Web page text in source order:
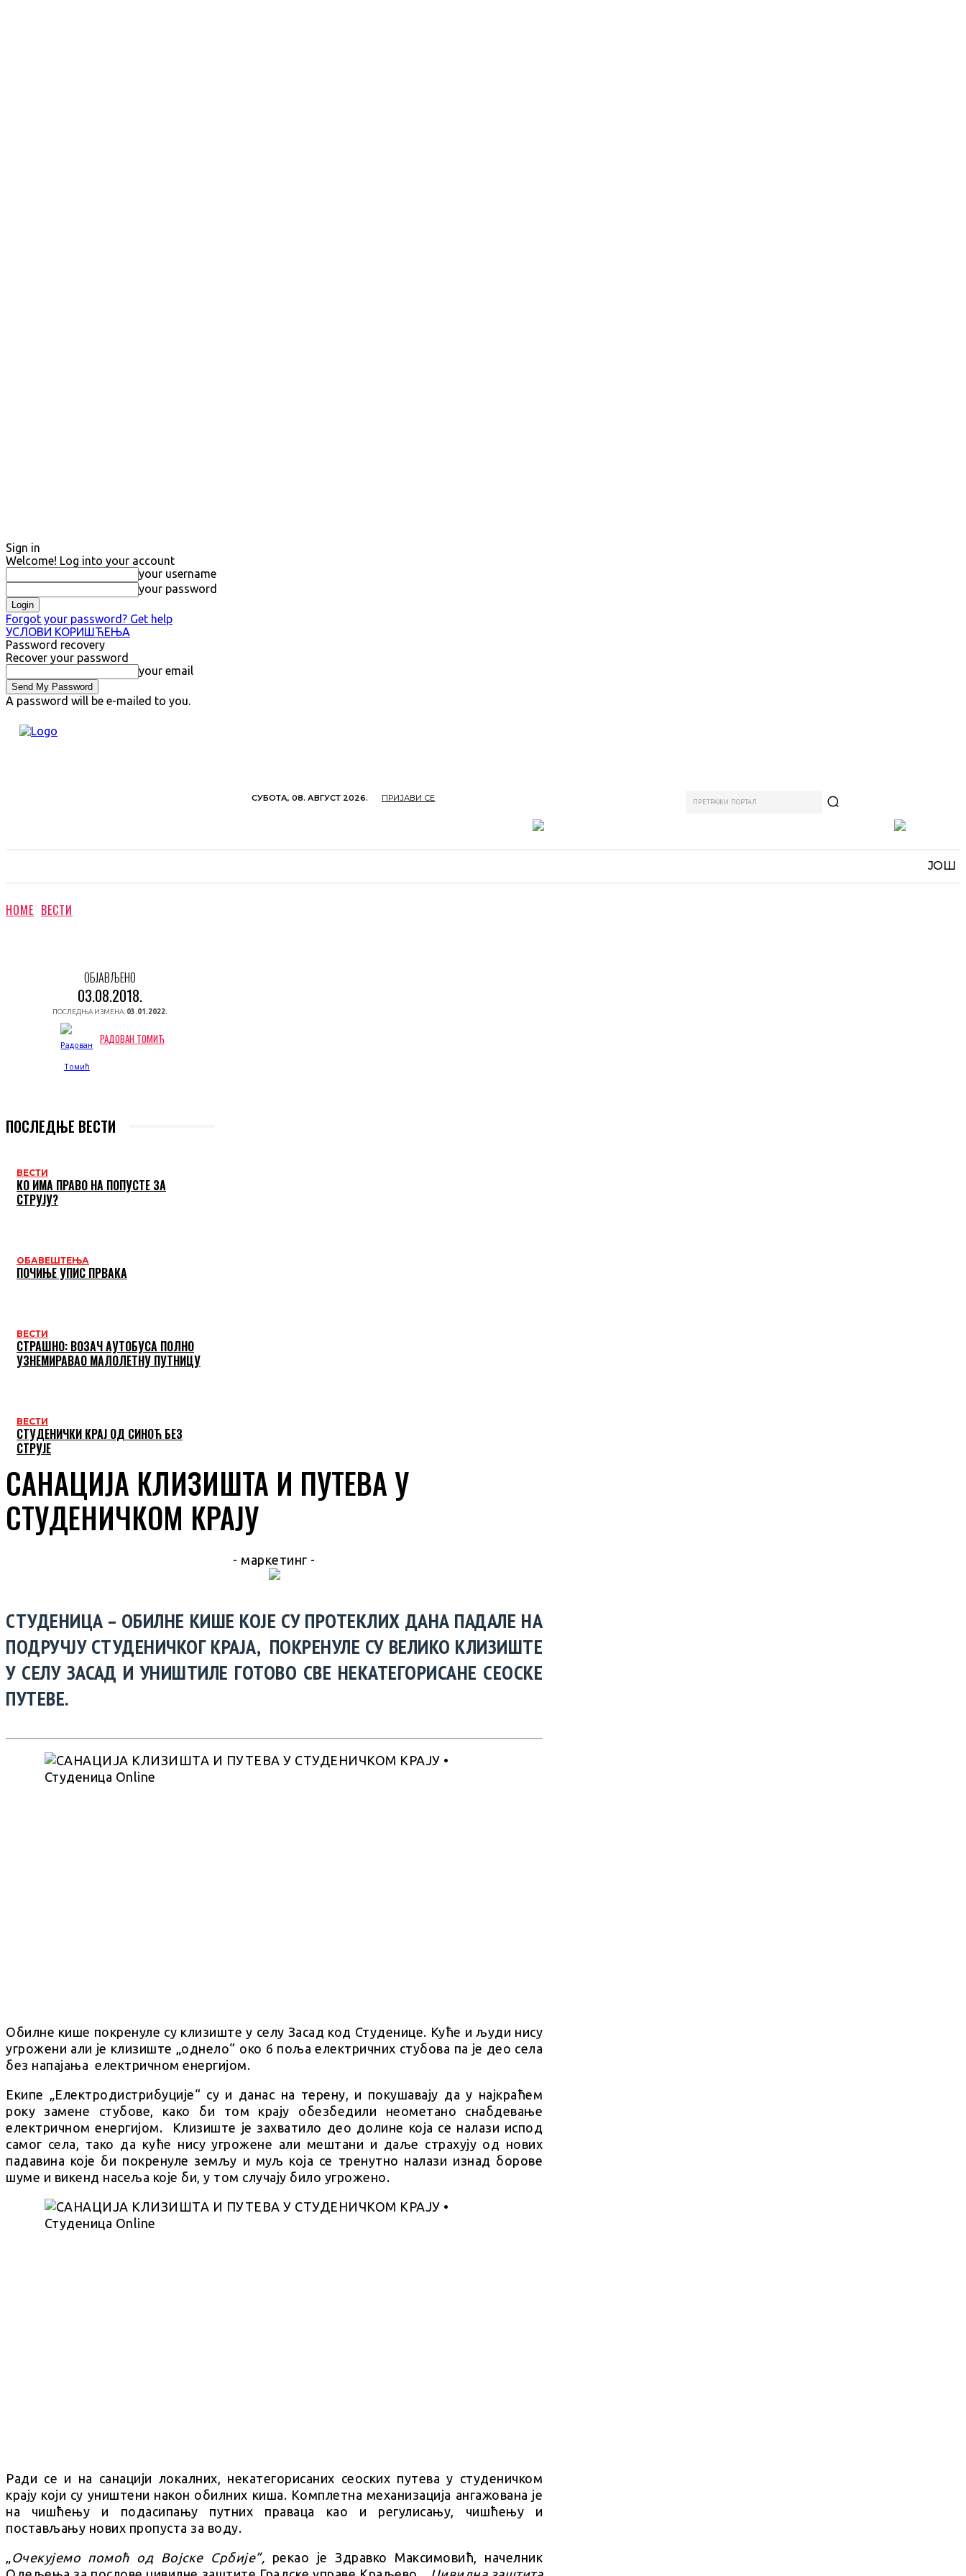
Sign in
Welcome! Log into your account
your username
your password
Forgot your password? Get help
УСЛОВИ КОРИШЋЕЊА
Password recovery
Recover your password
your email
A password will be e-mailed to you.
СУБОТА, 08. АВГУСТ 2026. ПРИЈАВИ СЕ ПРЕТРАЖИ ПОРТАЛ
ЈОШ
HOME ВЕСТИ
ОБЈАВЉЕНО
03.08.2018.
ПОСЛЕДЊА ИЗМЕНА: 03.01.2022.
РАДОВАН ТОМИЋ
ПОСЛЕДЊЕ ВЕСТИ
ВЕСТИ
КО ИМА ПРАВО НА ПОПУСТЕ ЗА
СТРУЈУ?
ОБАВЕШТЕЊА
ПОЧИЊЕ УПИС ПРВАКА
ВЕСТИ
СТРАШНО: ВОЗАЧ АУТОБУСА ПОЛНО
УЗНЕМИРАВАО МАЛОЛЕТНУ ПУТНИЦУ
ВЕСТИ
СТУДЕНИЧКИ КРАЈ ОД СИНОЋ БЕЗ
СТРУЈЕ
САНАЦИЈА КЛИЗИШТА И ПУТЕВА У
СТУДЕНИЧКОМ КРАЈУ
- маркетинг -
СТУДЕНИЦА – ОБИЛНЕ КИШЕ КОЈЕ СУ ПРОТЕКЛИХ ДАНА ПАДАЛЕ НА
ПОДРУЧЈУ СТУДЕНИЧКОГ КРАЈА, ПОКРЕНУЛЕ СУ ВЕЛИКО КЛИЗИШТЕ
У СЕЛУ ЗАСАД И УНИШТИЛЕ ГОТОВО СВЕ НЕКАТЕГОРИСАНЕ СЕОСКЕ
ПУТЕВЕ.
Обилне кише покренуле су клизиште у селу Засад код Студенице. Куће и људи нису
угрожени али је клизиште „однело“ око 6 поља електричних стубова па је део села
без напајања електричном енергијом.
Екипе „Електродистрибуције“ су и данас на терену, и покушавају да у најкраћем
року замене стубове, како би том крају обезбедили неометано снабдевање
електричном енергијом. Клизиште је захватило део долине која се налази испод
самог села, тако да куће нису угрожене али мештани и даље страхују од нових
падавина које би покренуле земљу и муљ која се тренутно налази изнад борове
шуме и викенд насеља које би, у том случају било угрожено.
Ради се и на санацији локалних, некатегорисаних сеоских путева у студеничком
крају који су уништени након обилних киша. Комплетна механизација ангажована је
на чишћењу и подасипању путних праваца као и регулисању, чишћењу и
постављању нових пропуста за воду.
„Очекујемо помоћ од Војске Србије”, рекао је Здравко Максимовић, начелник